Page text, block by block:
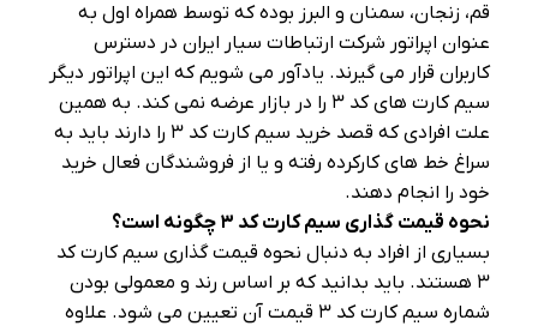
قم، زنجان، سمنان و البرز بوده که توسط همراه اول به
عنوان اپراتور شرکت ارتباطات سیار ایران در دسترس
کاربران قرار می‌ گیرند. یادآور می‌ شویم که این اپراتور دیگر
سیم کارت‌ های کد ۳ را در بازار عرضه نمی‌ کند. به همین
علت افرادی که قصد خرید سیم کارت کد ۳ را دارند باید به
سراغ خط‌ های کارکرده رفته و یا از فروشندگان فعال خرید
خود را انجام دهند.
نحوه قیمت گذاری سیم کارت کد ۳ چگونه است؟
بسیاری از افراد به دنبال نحوه قیمت گذاری سیم کارت کد
۳ هستند. باید بدانید که بر اساس رند و معمولی بودن
شماره سیم کارت کد ۳ قیمت آن تعیین می‌ شود. علاوه